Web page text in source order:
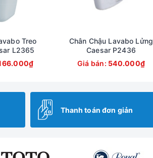
Treo
L2365
Chân Chậu Lavabo Lửng
Caesar P2436
Giá bán: 540.000₫
Thanh toán đơn giản